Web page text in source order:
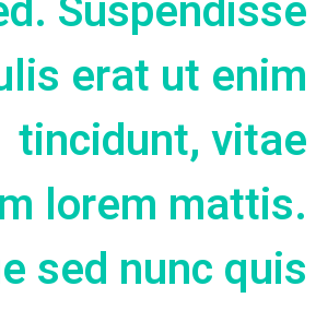
erat ut enim
tincidunt, vitae
lorem mattis.
sed nunc quis